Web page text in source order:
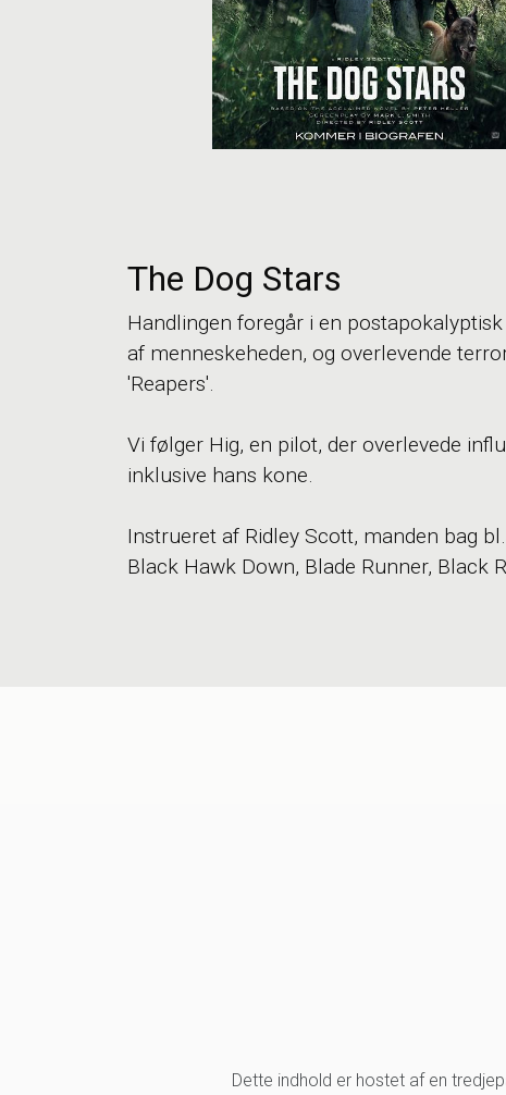
The Dog Stars
Handlingen foregår i en
af menneskeheden, og overlevende
'Reapers'.
Vi følger Hig, en pilot, der overlevede
inklusive hans kone.
Instrueret af Ridley Scott, manden bag
Black Hawk Down, Blade Runner, Black
Dette indhold er hostet af en